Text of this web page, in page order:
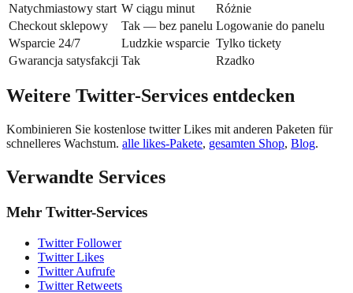
Natychmiastowy start W ciągu minut
Różnie
Checkout sklepowy
Tak — bez panelu Logowanie do panelu
Wsparcie 24/7
Ludzkie wsparcie Tylko tickety
Gwarancja satysfakcji Tak Rzadko
Weitere Twitter-Services entdecken
Kombinieren Sie kostenlose twitter Likes mit anderen Paketen für
schnelleres Wachstum. alle likes-Pakete, gesamten Shop, Blog.
Verwandte Services
Mehr Twitter-Services
Twitter Follower
Twitter Likes
Twitter Aufrufe
Twitter Retweets